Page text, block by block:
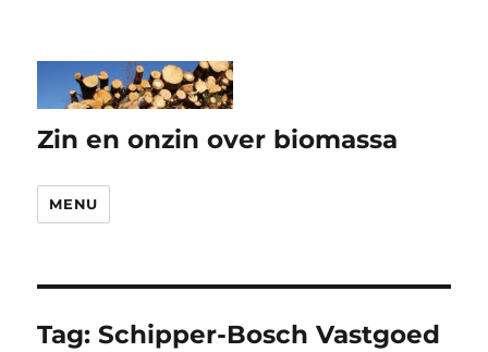
Zin en onzin over biomassa
MENU
Tag:Schipper-Bosch Vastgoed